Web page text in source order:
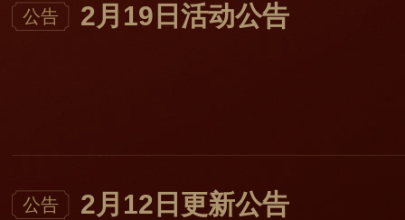
公告 2月19日活动公告
公告 2月12日更新公告